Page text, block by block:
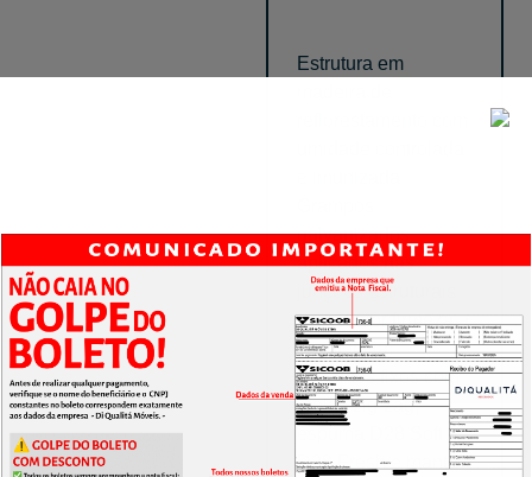
Estrutura em
galvanizados
aplicados nas
junções estruturais
para maior firmeza e
resistência.
Assentos fixos com
molas zig-zag,
espuma D28 Soft +
D28 Fresh e manta